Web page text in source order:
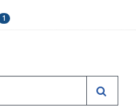
1